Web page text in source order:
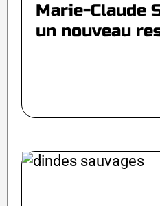
Marie-Claude
un nouveau